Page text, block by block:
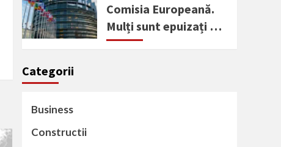
Comisia Europeană.
Mulți sunt epuizați …
Categorii
Business
Constructii